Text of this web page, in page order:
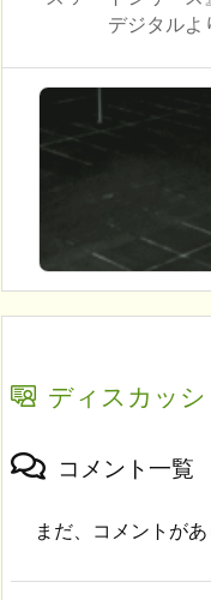
デジタルよ
ディスカッシ
コメント一覧
まだ、コメントが